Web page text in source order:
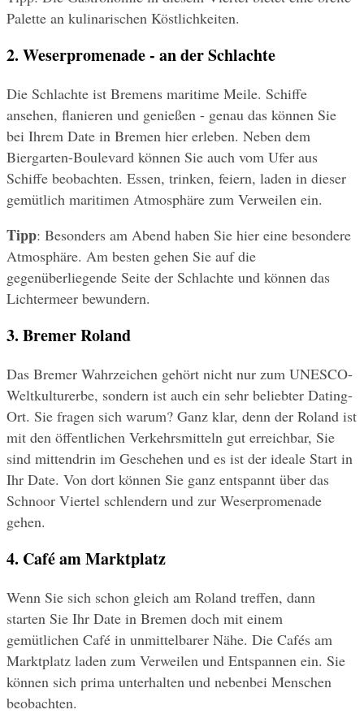
Palette an kulinarischen Köstlichkeiten.
2. Weserpromenade - an der Schlachte
Die Schlachte ist Bremens maritime Meile. Schiffe
ansehen, flanieren und genießen - genau das können Sie
bei Ihrem Date in Bremen hier erleben. Neben dem
Biergarten-Boulevard können Sie auch vom Ufer aus
Schiffe beobachten. Essen, trinken, feiern, laden in dieser
gemütlich maritimen Atmosphäre zum Verweilen ein.
Tipp: Besonders am Abend haben Sie hier eine besondere
Atmosphäre. Am besten gehen Sie auf die
gegenüberliegende Seite der Schlachte und können das
Lichtermeer bewundern.
3. Bremer Roland
Das Bremer Wahrzeichen gehört nicht nur zum UNESCO-
Weltkulturerbe, sondern ist auch ein sehr beliebter Dating-
Ort. Sie fragen sich warum? Ganz klar, denn der Roland ist
mit den öffentlichen Verkehrsmitteln gut erreichbar, Sie
sind mittendrin im Geschehen und es ist der ideale Start in
Ihr Date. Von dort können Sie ganz entspannt über das
Schnoor Viertel schlendern und zur Weserpromenade
gehen.
4. Café am Marktplatz
Wenn Sie sich schon gleich am Roland treffen, dann
starten Sie Ihr Date in Bremen doch mit einem
gemütlichen Café in unmittelbarer Nähe. Die Cafés am
Marktplatz laden zum Verweilen und Entspannen ein. Sie
können sich prima unterhalten und nebenbei Menschen
beobachten.